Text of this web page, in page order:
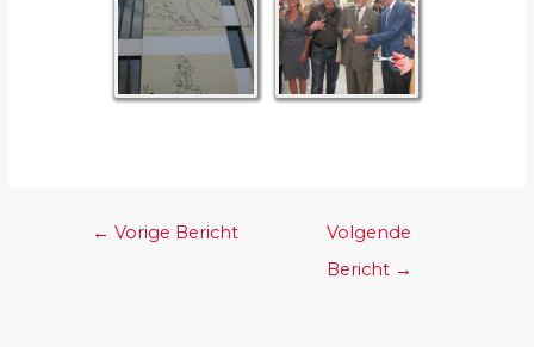
← Vorige Bericht
Volgende
Bericht →